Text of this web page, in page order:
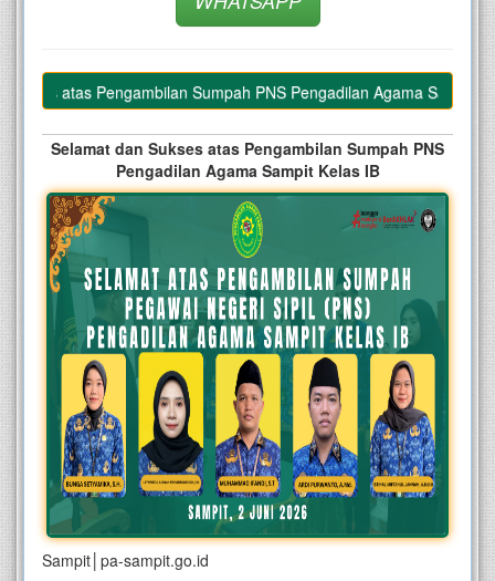
atas Pengambilan Sumpah PNS Pengadilan Agama Sampit
Selamat dan Sukses atas Pengambilan Sumpah PNS
Pengadilan Agama Sampit Kelas IB
Sampit│pa-sampit.go.id